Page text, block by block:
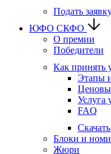
Подать
ЮФО СКФО
О премии
Победители
Как принять
Этапы
Услуга
FAQ
Блоки и
Жюри